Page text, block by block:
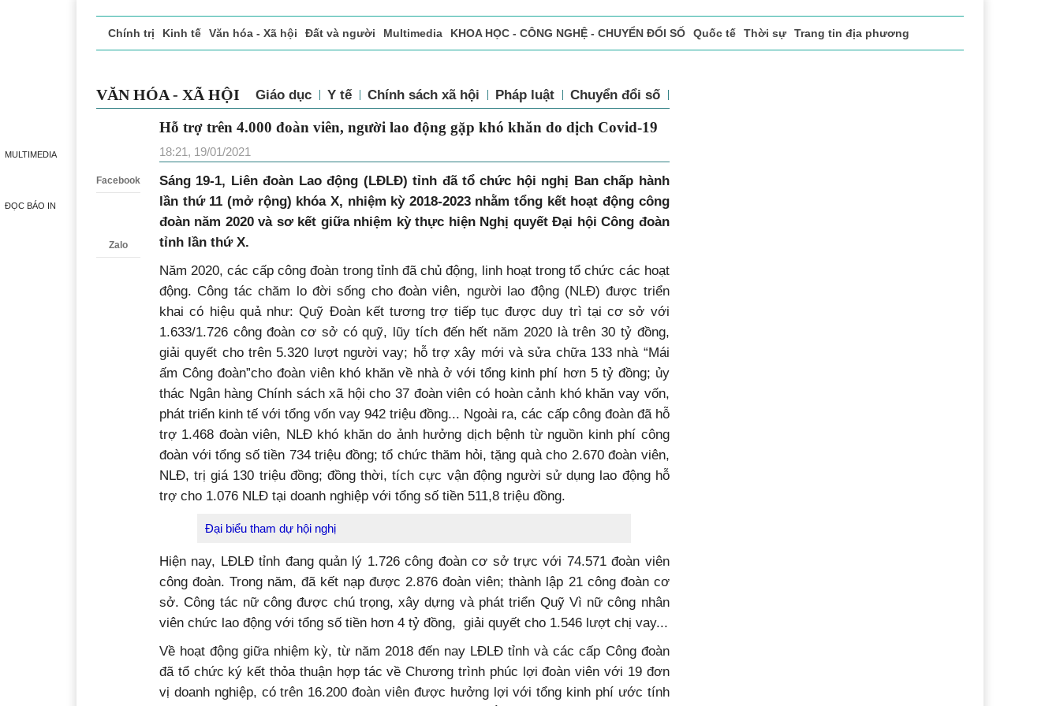
MULTIMEDIA
ĐỌC BÁO IN
Chính trị Kinh tế Văn hóa - Xã hội Đất và người Multimedia KHOA HỌC - CÔNG NGHỆ - CHUYỂN ĐỔI SỐ Quốc tế Thời sự Trang tin địa phương
VĂN HÓA - XÃ HỘI Giáo dục Y tế Chính sách xã hội Pháp luật Chuyển đổi số
Facebook
Zalo
Hỗ trợ trên 4.000 đoàn viên, người lao động gặp khó khăn do dịch Covid-19
18:21, 19/01/2021
Sáng 19-1, Liên đoàn Lao động (LĐLĐ) tỉnh đã tổ chức hội nghị Ban chấp hành
lần thứ 11 (mở rộng) khóa X, nhiệm kỳ 2018-2023 nhằm tổng kết hoạt động công
đoàn năm 2020 và sơ kết giữa nhiệm kỳ thực hiện Nghị quyết Đại hội Công đoàn
tỉnh lần thứ X.
Năm 2020, các cấp công đoàn trong tỉnh đã chủ động, linh hoạt trong tổ chức các hoạt
động. Công tác chăm lo đời sống cho đoàn viên, người lao động (NLĐ) được triển
khai có hiệu quả như: Quỹ Đoàn kết tương trợ tiếp tục được duy trì tại cơ sở với
1.633/1.726 công đoàn cơ sở có quỹ, lũy tích đến hết năm 2020 là trên 30 tỷ đồng,
giải quyết cho trên 5.320 lượt người vay; hỗ trợ xây mới và sửa chữa 133 nhà “Mái
ấm Công đoàn”cho đoàn viên khó khăn về nhà ở với tổng kinh phí hơn 5 tỷ đồng; ủy
thác Ngân hàng Chính sách xã hội cho 37 đoàn viên có hoàn cảnh khó khăn vay vốn,
phát triển kinh tế với tổng vốn vay 942 triệu đồng... Ngoài ra, các cấp công đoàn đã hỗ
trợ 1.468 đoàn viên, NLĐ khó khăn do ảnh hưởng dịch bệnh từ nguồn kinh phí công
đoàn với tổng số tiền 734 triệu đồng; tổ chức thăm hỏi, tặng quà cho 2.670 đoàn viên,
NLĐ, trị giá 130 triệu đồng; đồng thời, tích cực vận động người sử dụng lao động hỗ
trợ cho 1.076 NLĐ tại doanh nghiệp với tổng số tiền 511,8 triệu đồng.
Đại biểu tham dự hội nghị
Hiện nay, LĐLĐ tỉnh đang quản lý 1.726 công đoàn cơ sở trực với 74.571 đoàn viên
công đoàn. Trong năm, đã kết nạp được 2.876 đoàn viên; thành lập 21 công đoàn cơ
sở. Công tác nữ công được chú trọng, xây dựng và phát triển Quỹ Vì nữ công nhân
viên chức lao động với tổng số tiền hơn 4 tỷ đồng, giải quyết cho 1.546 lượt chị vay...
Về hoạt động giữa nhiệm kỳ, từ năm 2018 đến nay LĐLĐ tỉnh và các cấp Công đoàn
đã tổ chức ký kết thỏa thuận hợp tác về Chương trình phúc lợi đoàn viên với 19 đơn
vị doanh nghiệp, có trên 16.200 đoàn viên được hưởng lợi với tổng kinh phí ước tính